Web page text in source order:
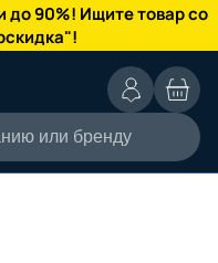
до 90%! Ищите товар со
или бренду